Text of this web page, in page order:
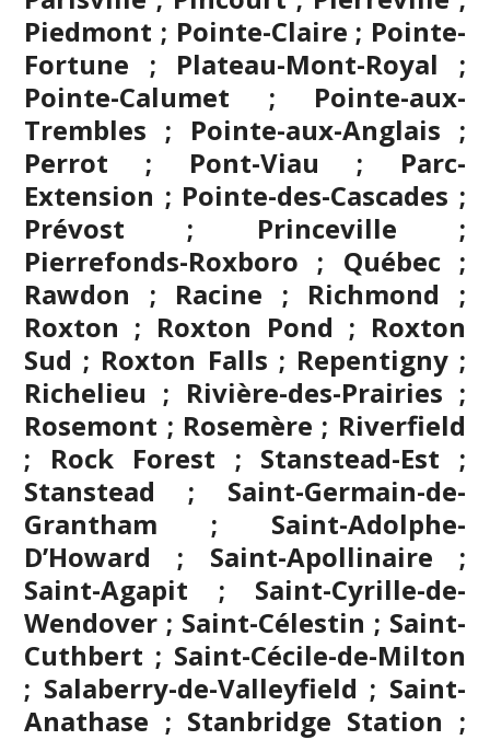
Piedmont ; Pointe-Claire ; Pointe-
Fortune ; Plateau-Mont-Royal ;
Pointe-Calumet ; Pointe-aux-
Trembles ; Pointe-aux-Anglais ;
Perrot ; Pont-Viau ; Parc-
Extension ; Pointe-des-Cascades ;
Prévost ; Princeville ;
Pierrefonds-Roxboro ; Québec ;
Rawdon ; Racine ; Richmond ;
Roxton ; Roxton Pond ; Roxton
Sud ; Roxton Falls ; Repentigny ;
Richelieu ; Rivière-des-Prairies ;
Rosemont ; Rosemère ; Riverfield
; Rock Forest ; Stanstead-Est ;
Stanstead ; Saint-Germain-de-
Grantham ; Saint-Adolphe-
D’Howard ; Saint-Apollinaire ;
Saint-Agapit ; Saint-Cyrille-de-
Wendover ; Saint-Célestin ; Saint-
Cuthbert ; Saint-Cécile-de-Milton
; Salaberry-de-Valleyfield ; Saint-
Anathase ; Stanbridge Station ;